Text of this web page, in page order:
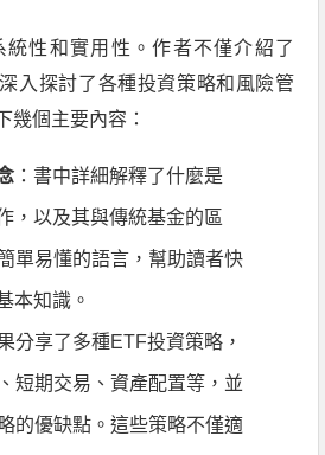
性和實用性。作者不僅介紹了
入探討了各種投資策略和風險管
幾個主要內容：
：書中詳細解釋了什麼是
，以及其與傳統基金的區
單易懂的語言，幫助讀者快
本知識。
分享了多種ETF投資策略，
短期交易、資產配置等，並
的優缺點。這些策略不僅適